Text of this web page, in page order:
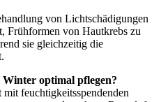
von Lichtschädigungen
Frühformen von Hautkrebs zu
sie gleichzeitig die
optimal pflegen?
feuchtigkeitsspendenden